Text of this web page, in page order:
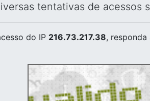
tentativas de acessos
do IP 216.73.217.38,